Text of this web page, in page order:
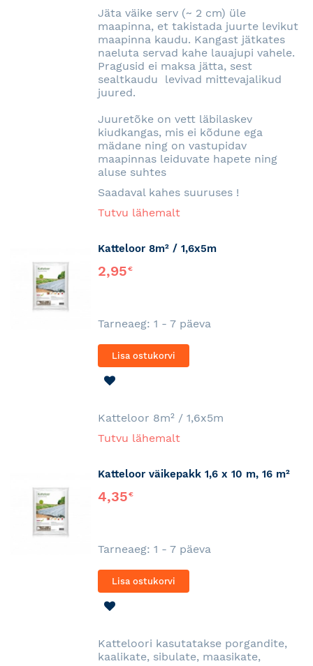
Jäta väike serv (~ 2 cm) üle
maapinna, et takistada juurte levikut
maapinna kaudu. Kangast jätkates
naeluta servad kahe lauajupi vahele.
Pragusid ei maksa jätta, sest
sealtkaudu levivad mittevajalikud
juured.
Juuretõke on vett läbilaskev
kiudkangas, mis ei kõdune ega
mädane ning on vastupidav
maapinnas leiduvate hapete ning
aluse suhtes
Saadaval kahes suuruses !
Tutvu lähemalt
Katteloor 8m² / 1,6x5m
2,95€
Tarneaeg: 1 - 7 päeva
Lisa ostukorvi
Katteloor 8m² / 1,6x5m
Tutvu lähemalt
Katteloor väikepakk 1,6 x 10 m, 16 m²
4,35€
Tarneaeg: 1 - 7 päeva
Lisa ostukorvi
Katteloori kasutatakse porgandite,
kaalikate, sibulate, maasikate,